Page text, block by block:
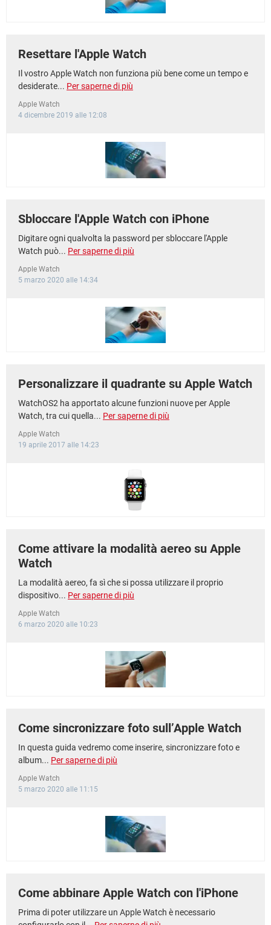
Resettare l'Apple Watch
Il vostro Apple Watch non funziona più bene come un tempo e
desiderate... Per saperne di più
Apple Watch
4 dicembre 2019 alle 12:08
Sbloccare l'Apple Watch con iPhone
Digitare ogni qualvolta la password per sbloccare l'Apple
Watch può... Per saperne di più
Apple Watch
5 marzo 2020 alle 14:34
Personalizzare il quadrante su Apple Watch
WatchOS2 ha apportato alcune funzioni nuove per Apple
Watch, tra cui quella... Per saperne di più
Apple Watch
19 aprile 2017 alle 14:23
Come attivare la modalità aereo su Apple
Watch
La modalità aereo, fa sì che si possa utilizzare il proprio
dispositivo... Per saperne di più
Apple Watch
6 marzo 2020 alle 10:23
Come sincronizzare foto sull’Apple Watch
In questa guida vedremo come inserire, sincronizzare foto e
album... Per saperne di più
Apple Watch
5 marzo 2020 alle 11:15
Come abbinare Apple Watch con l'iPhone
Prima di poter utilizzare un Apple Watch è necessario